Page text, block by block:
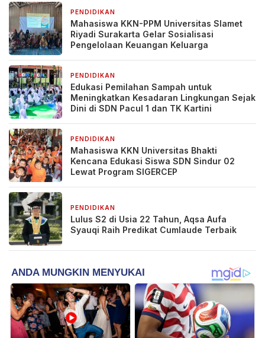
PENDIDIKAN
Mahasiswa KKN-PPM Universitas Slamet
Riyadi Surakarta Gelar Sosialisasi
Pengelolaan Keuangan Keluarga
PENDIDIKAN
Edukasi Pemilahan Sampah untuk
Meningkatkan Kesadaran Lingkungan Sejak
Dini di SDN Pacul 1 dan TK Kartini
PENDIDIKAN
Mahasiswa KKN Universitas Bhakti
Kencana Edukasi Siswa SDN Sindur 02
Lewat Program SIGERCEP
PENDIDIKAN
Lulus S2 di Usia 22 Tahun, Aqsa Aufa
Syauqi Raih Predikat Cumlaude Terbaik